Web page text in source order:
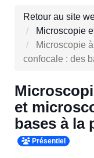
Retour au site
Microscopie
Microscopie
confocale : des
et
bases à la
Présentiel